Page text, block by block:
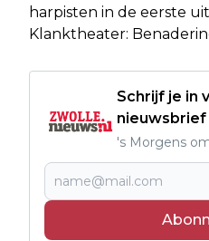
harpisten in de eerste
Klanktheater:
Schrijf je in
nieuwsbrief
's Morgens